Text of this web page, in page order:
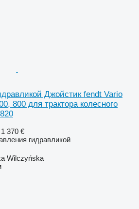
Джойстик fendt Vario
800 для трактора колесного
370 €
гидравликой
Wilczyńska